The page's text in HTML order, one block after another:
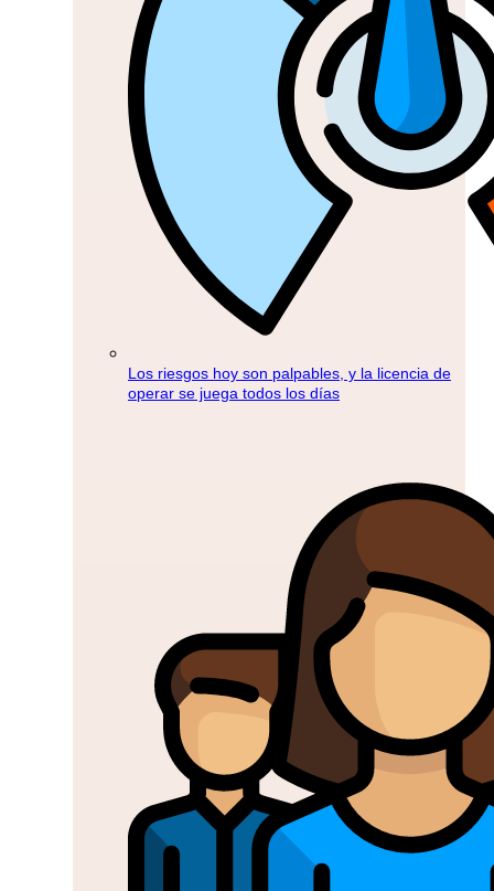
Los riesgos hoy son palpables, y la licencia de
operar se juega todos los días